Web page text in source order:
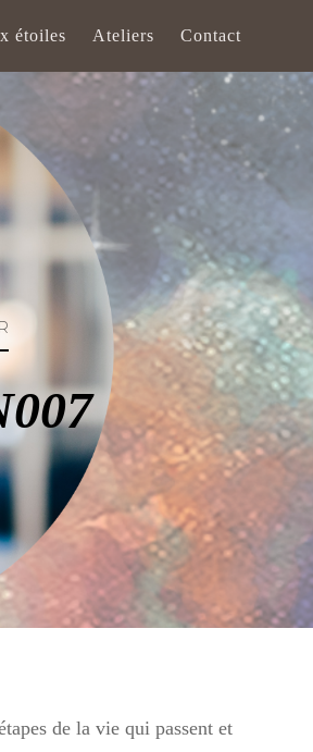
étoiles Ateliers Contact
de la vie qui passent et